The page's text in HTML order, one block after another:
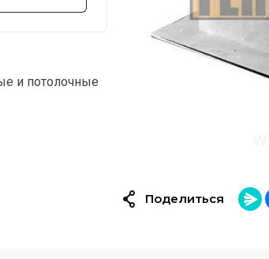
и потолочные
Поделиться